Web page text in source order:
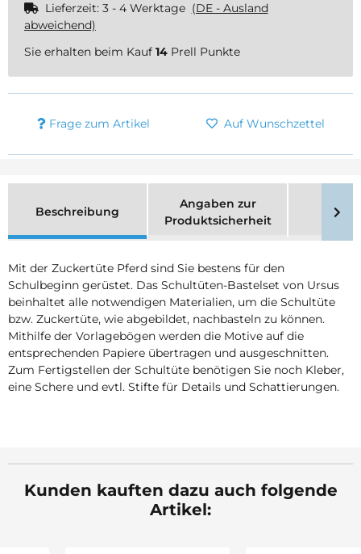
Lieferzeit: 3 - 4 Werktage (DE - Ausland
abweichend)
Sie erhalten beim Kauf 14 Prell Punkte
Frage zum Artikel Auf Wunschzettel
Beschreibung
Angaben zur
Produktsicherheit
Mit der Zuckertüte Pferd sind Sie bestens für den
Schulbeginn gerüstet. Das Schultüten-Bastelset von Ursus
beinhaltet alle notwendigen Materialien, um die Schultüte
bzw. Zuckertüte, wie abgebildet, nachbasteln zu können.
Mithilfe der Vorlagebögen werden die Motive auf die
entsprechenden Papiere übertragen und ausgeschnitten.
Zum Fertigstellen der Schultüte benötigen Sie noch Kleber,
eine Schere und evtl. Stifte für Details und Schattierungen.
Kunden kauften dazu auch folgende
Artikel: